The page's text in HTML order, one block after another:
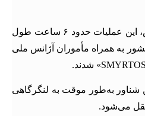
بر اساس بیانیه دولت انگلیس، این عملیات حدود ۶ ساعت طول
به همراه مأموران آژانس ملی
شناور به‌طور موقت به لنگرگاهی
می‌شود.